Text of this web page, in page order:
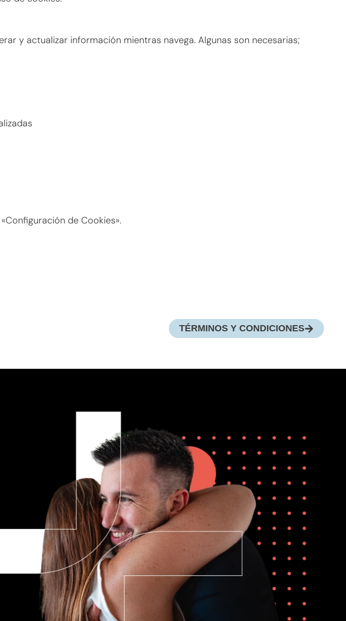
y actualizar información mientras navega. Algunas son necesarias;
de Cookies».
TÉRMINOS Y CONDICIONES